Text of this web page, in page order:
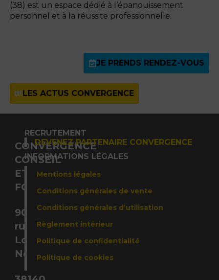
(38) est un espace dédié à l’épanouissement
personnel et à la réussite professionnelle.
JE PRENDS RENDEZ-VOUS
LES ACTUS CONVERGENCE
CONVERGENCE
CONSEIL
ET
FORMATION
90,
rue
Louis
Néel,
RECRUTEMENT
DEVENEZ PARTENAIRE CONVERGENCE
INFORMATIONS LÉGALES
Mentions légales
Conditions générales de vente
Conditions générales d’utilisation
Règlement intérieur
Politique de confidentialité
Politique de cookies